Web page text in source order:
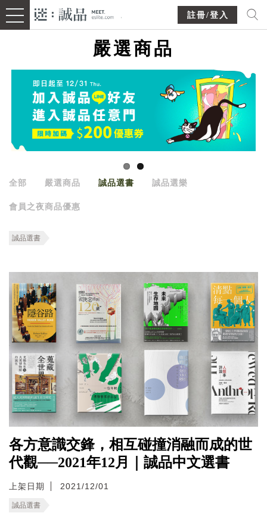
註冊/登入
嚴選商品
全部 嚴選商品 誠品選書 誠品選樂
會員之夜商品優惠
誠品選書
各方意識交鋒，相互碰撞消融而成的世
代觀──2021年12月｜誠品中文選書
上架日期 2021/12/01
誠品選書